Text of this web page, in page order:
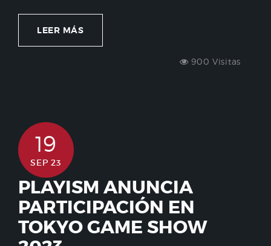
LEER MÁS
900 Visitas
19
SEP 23
PLAYISM ANUNCIA
PARTICIPACIÓN EN
TOKYO GAME SHOW